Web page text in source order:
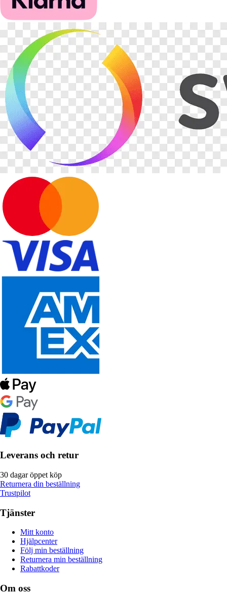
Leverans och retur
30 dagar öppet köp
Returnera din beställning
Trustpilot
Tjänster
Mitt konto
Hjälpcenter
Följ min beställning
Returnera min beställning
Rabattkoder
Om oss